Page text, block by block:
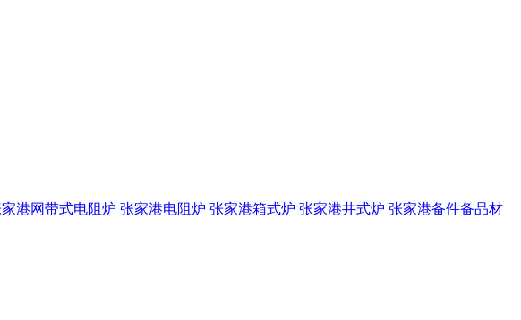
港网带式电阻炉 张家港电阻炉 张家港箱式炉 张家港井式炉 张家港备件备品材